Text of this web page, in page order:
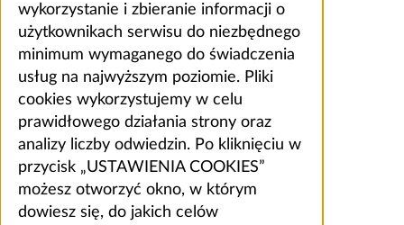
wykorzystanie i zbieranie informacji o
użytkownikach serwisu do niezbędnego
minimum wymaganego do świadczenia
usług na najwyższym poziomie. Pliki
cookies wykorzystujemy w celu
prawidłowego działania strony oraz
analizy liczby odwiedzin. Po kliknięciu w
przycisk „USTAWIENIA COOKIES”
możesz otworzyć okno, w którym
dowiesz się, do jakich celów